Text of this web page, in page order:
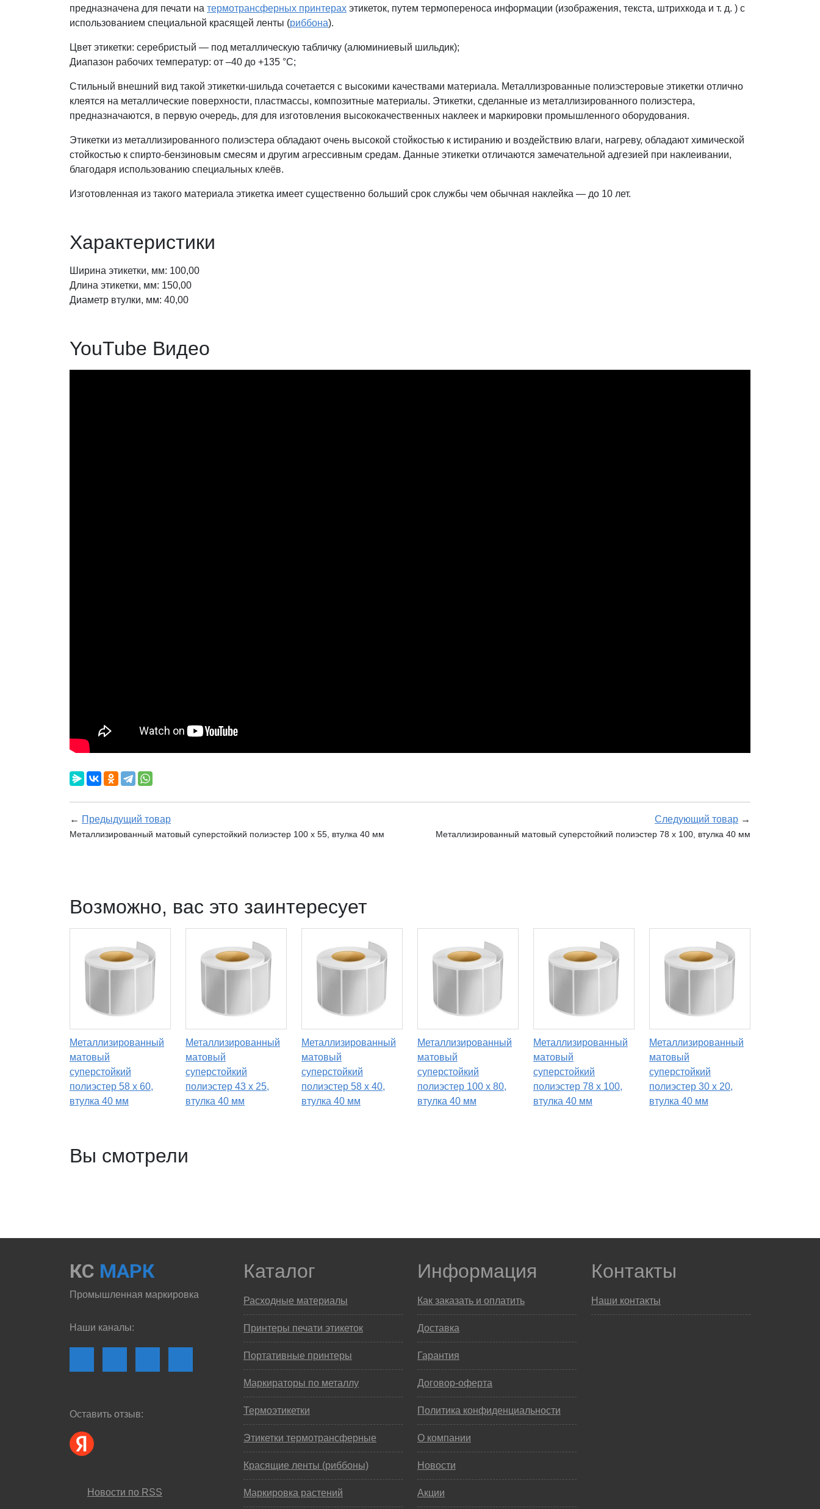
предназначена для печати на термотрансферных принтерах этикеток, путем термопереноса информации (изображения, текста, штрихкода и т. д. ) с
использованием специальной красящей ленты (риббона).
Цвет этикетки: серебристый — под металлическую табличку (алюминиевый шильдик);
Диапазон рабочих температур: от –40 до +135 °С;
Стильный внешний вид такой этикетки-шильда сочетается с высокими качествами материала. Металлизрованные полиэстеровые этикетки отлично
клеятся на металлические поверхности, пластмассы, композитные материалы. Этикетки, сделанные из металлизированного полиэстера,
предназначаются, в первую очередь, для для изготовления высококачественных наклеек и маркировки промышленного оборудования.
Этикетки из металлизированного полиэстера обладают очень высокой стойкостью к истиранию и воздействию влаги, нагреву, обладают химической
стойкостью к спирто-бензиновым смесям и другим агрессивным средам. Данные этикетки отличаются замечательной адгезией при наклеивании,
благодаря использованию специальных клеёв.
Изготовленная из такого материала этикетка имеет существенно больший срок службы чем обычная наклейка — до 10 лет.
Характеристики
Ширина этикетки, мм: 100,00
Длина этикетки, мм: 150,00
Диаметр втулки, мм: 40,00
YouTube Видео
← Предыдущий товар
Металлизированный матовый суперстойкий полиэстер 100 x 55, втулка 40 мм
Следующий товар →
Металлизированный матовый суперстойкий полиэстер 78 x 100, втулка 40 мм
Возможно, вас это заинтересует
Металлизированный
матовый
суперстойкий
полиэстер 58 x 60,
втулка 40 мм
Металлизированный
матовый
суперстойкий
полиэстер 43 x 25,
втулка 40 мм
Металлизированный
матовый
суперстойкий
полиэстер 58 x 40,
втулка 40 мм
Металлизированный
матовый
суперстойкий
полиэстер 100 x 80,
втулка 40 мм
Металлизированный
матовый
суперстойкий
полиэстер 78 x 100,
втулка 40 мм
Металлизированный
матовый
суперстойкий
полиэстер 30 x 20,
втулка 40 мм
Вы смотрели
КС МАРК
Промышленная маркировка
Наши каналы:
Оставить отзыв:
Новости по RSS
Каталог
Расходные материалы
Принтеры печати этикеток
Портативные принтеры
Маркираторы по металлу
Термоэтикетки
Этикетки термотрансферные
Красящие ленты (риббоны)
Маркировка растений
Информация
Как заказать и оплатить
Доставка
Гарантия
Договор-оферта
Политика конфиденциальности
О компании
Новости
Акции
Контакты
Наши контакты